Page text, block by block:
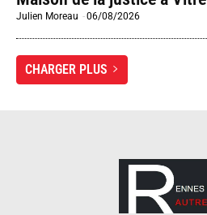
Julien Moreau -06/08/2026
CHARGER PLUS